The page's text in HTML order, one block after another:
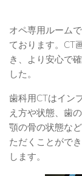
オペ専用ルーム
ております。CT
き、より安心で
した。
歯科用CTはイン
え方や状態、歯
顎の骨の状態な
ただくことがで
します。